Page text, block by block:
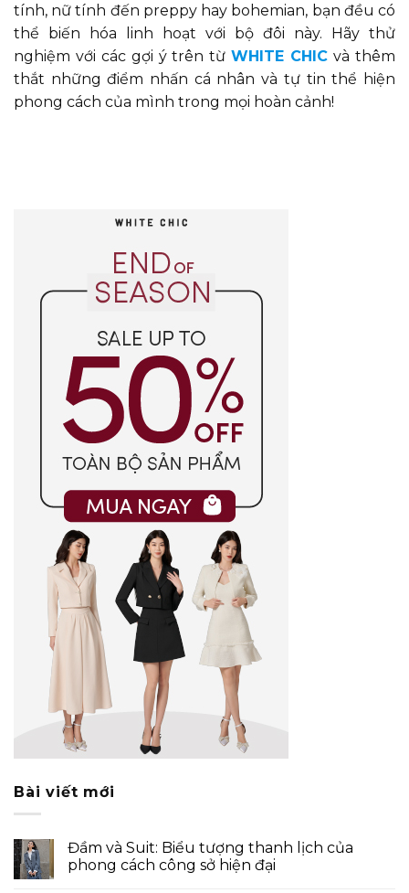
tính, nữ tính đến preppy hay bohemian, bạn đều có
thể biến hóa linh hoạt với bộ đôi này. Hãy thử
nghiệm với các gợi ý trên từWHITE CHIC và thêm
thắt những điểm nhấn cá nhân và tự tin thể hiện
phong cách của mình trong mọi hoàn cảnh!
Bài viết mới
Đầm và Suit: Biểu tượng thanh lịch của
phong cách công sở hiện đại